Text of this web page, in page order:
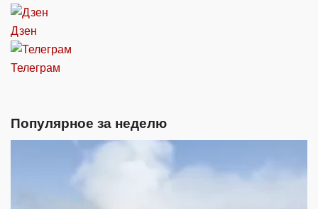
Дзен
Телеграм
Популярное за неделю